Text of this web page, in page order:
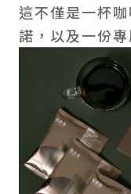
這不僅是一杯
諾，以及一份